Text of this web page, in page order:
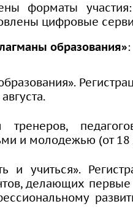
форматы
цифровые
образования»:
тренеров,
и молодежью (от 18
и учиться».
делающих первые